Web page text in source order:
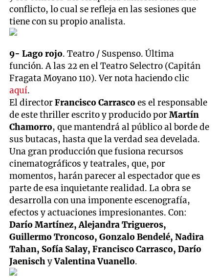
conflicto, lo cual se refleja en las sesiones que
tiene con su propio analista.
9- Lago rojo. Teatro / Suspenso. Última
función. A las 22 en el Teatro Selectro (Capitán
Fragata Moyano 110). Ver nota haciendo clic
aquí.
El directorFrancisco Carrascoes el responsable
de este thriller escrito y producido porMartín
Chamorro, que mantendrá al público al borde de
sus butacas, hasta que la verdad sea develada.
Una gran producción que fusiona recursos
cinematográficos y teatrales, que, por
momentos, harán parecer al espectador que es
parte de esa inquietante realidad. La obra se
desarrolla con una imponente escenografía,
efectos y actuaciones impresionantes. Con:
Darío Martínez, Alejandra Trigueros,
Guillermo Troncoso, Gonzalo Bendelé, Nadira
Tahan, Sofía Salay, Francisco Carrasco, Darío
JaenischyValentina Vuanello.